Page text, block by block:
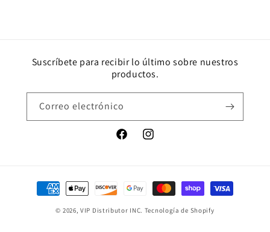
Suscríbete para recibir lo último sobre nuestros
productos.
Correo electrónico
FacebookInstagram
Formas
de
© 2026,VIP Distributor INC. Tecnología de Shopify